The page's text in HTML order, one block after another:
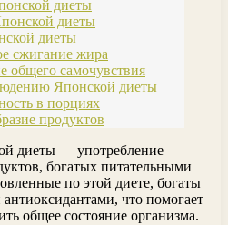
диеты
диеты
диеты
сжигание жира
общего самочувствия
Японской диеты
в порциях
продуктов
диеты — употребление
богатых питательными
по этой диете, богаты
что помогает
общее состояние организма.